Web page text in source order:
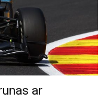
ar